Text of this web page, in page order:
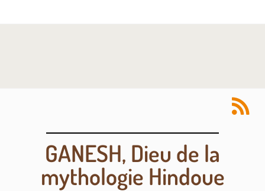
GANESH, Dieu de la
mythologie Hindoue